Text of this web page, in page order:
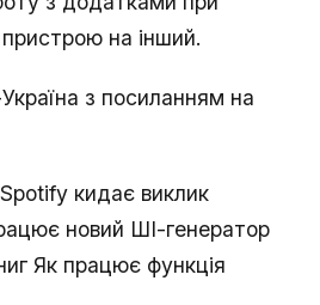
на інший.
з посиланням на
кидає виклик
новий ШІ-генератор
Як працює функція